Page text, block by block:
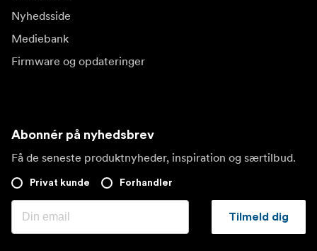
Nyhedsside
Mediebank
Firmware og opdateringer
Abonnér på nyhedsbrev
Få de seneste produktnyheder, inspiration og særtilbud.
Privat kunde Forhandler
Tilmeld dig